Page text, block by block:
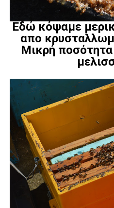
Εδώ κόψαμε
απο
Μικρή ποσότητα